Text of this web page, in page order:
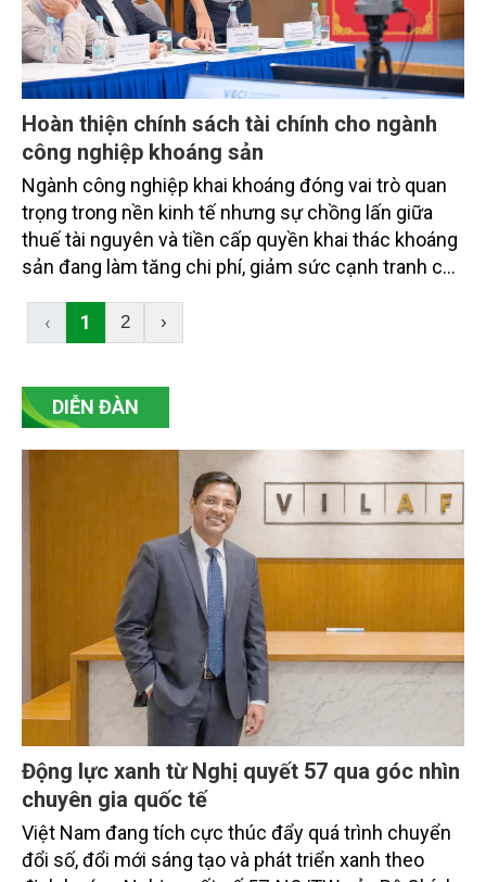
Hoàn thiện chính sách tài chính cho ngành
công nghiệp khoáng sản
Ngành công nghiệp khai khoáng đóng vai trò quan
trọng trong nền kinh tế nhưng sự chồng lấn giữa
thuế tài nguyên và tiền cấp quyền khai thác khoáng
sản đang làm tăng chi phí, giảm sức cạnh tranh của
cho rằng, để phát huy hiệu quả tiềm năng của
ngành cần có hệ sinh thái chính sách phù hợp,
chốt.
‹ 1 2 ›
DIỄN ĐÀN
Động lực xanh từ Nghị quyết 57 qua góc nhìn
chuyên gia quốc tế
Việt Nam đang tích cực thúc đẩy quá trình chuyển
đổi số, đổi mới sáng tạo và phát triển xanh theo